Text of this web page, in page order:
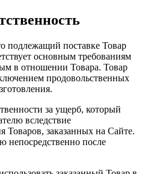
подлежащий поставке Товар
основным требованиям
в отношении Товара. Товар
продовольственных
за ущерб, который
вследствие
Товаров, заказанных на Сайте.
непосредственно после